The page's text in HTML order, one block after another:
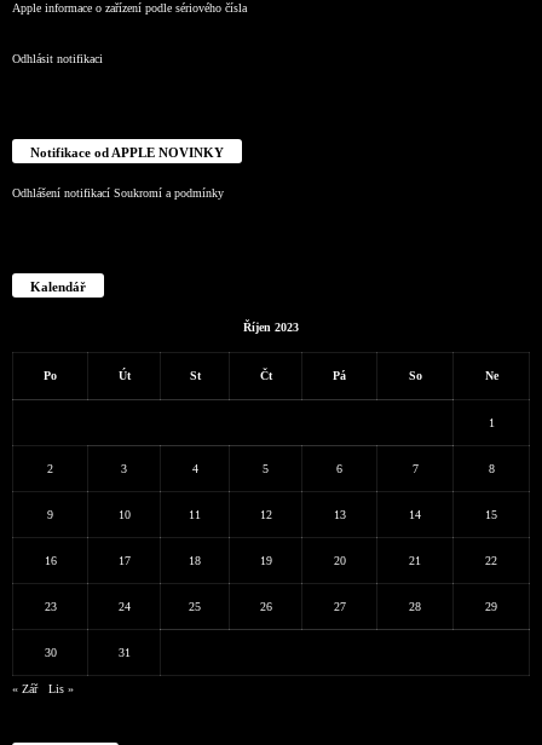
Apple informace o zařízení podle sériového čísla
Odhlásit notifikaci
Notifikace od APPLE NOVINKY
Odhlášení notifikací Soukromí a podmínky
Kalendář
Říjen 2023
Po Út St Čt Pá So Ne
1
2 3 4 5 6 7 8
9 10 11 12 13 14 15
16 17 18 19 20 21 22
23 24 25 26 27 28 29
30 31
« Zář Lis »